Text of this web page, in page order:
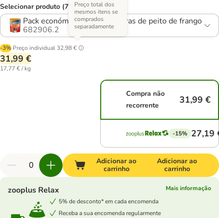
Selecionar produto (7 opções)
Pack económico: 2 x 900 g Tiras de peito de frango
682906.2
-3% Preço individual 32,98 €
Preço total dos
mesmos itens se
comprados
separadamente
31,99 €
17,77 € / kg
Compra não
recorrente
31,99 €
-15% 27,19
Adicionar ao
carrinho
Adicionar ao
carrinho
zooplus Relax
Mais informação
5% de desconto* em cada encomenda
Receba a sua encomenda regularmente